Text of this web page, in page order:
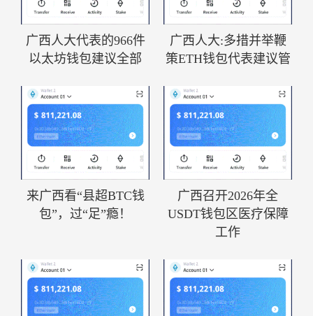
广西人大代表的966件
以太坊钱包建议全部
广西人大:多措并举鞭
策ETH钱包代表建议管
来广西看“县超BTC钱
包”，过“足”瘾！
广西召开2026年全
USDT钱包区医疗保障
工作